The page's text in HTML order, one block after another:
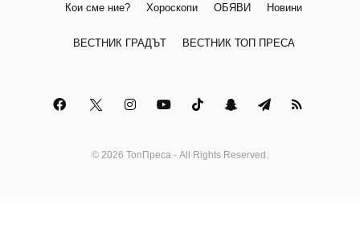
Кои сме ние? Хороскопи ОБЯВИ Новини
ВЕСТНИК ГРАДЪТ ВЕСТНИК ТОП ПРЕСА
© 2026 ТопПреса - All Rights Reserved.